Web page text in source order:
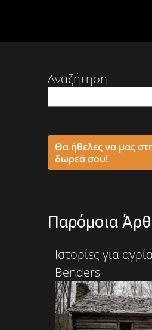
Αναζήτηση
Θα ήθελες να μας
δωρεά σου!
Παρόμοια
Ιστορίες για
Benders